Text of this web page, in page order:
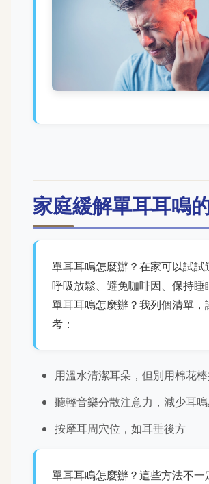
家庭緩解單耳耳鳴
單耳耳鳴怎麼辦？在家可以試試
呼吸放鬆、避免咖啡因、保持睡
單耳耳鳴怎麼辦？我列個清單，
考：
用溫水清潔耳朵，但別用棉花
聽輕音樂分散注意力，減少耳
按摩耳周穴位，如耳垂後方
單耳耳鳴怎麼辦？這些方法不一